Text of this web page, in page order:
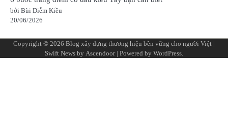
bởi Bùi Diễm Kiều
20/06/2026
Copyright © 2026 Blog xây dựng thương hiệu bền vững cho người Việt |
Swift News by Ascendoor| Powered by WordPress.